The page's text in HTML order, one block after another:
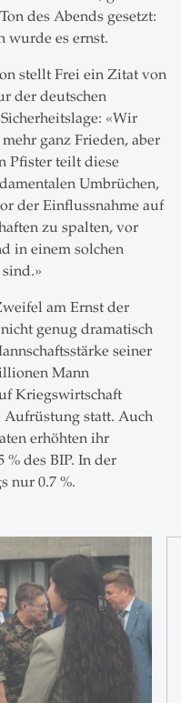
des Abends gesetzt:
wurde es ernst.
stellt Frei ein Zitat von
der deutschen
«Wir
ganz Frieden, aber
Pfister teilt diese
Umbrüchen,
der Einflussnahme auf
zu spalten, vor
in einem solchen
am Ernst der
genug dramatisch
seiner
Mann
Kriegswirtschaft
Aufrüstung statt. Auch
erhöhten ihr
des BIP. In der
nur 0.7 %.